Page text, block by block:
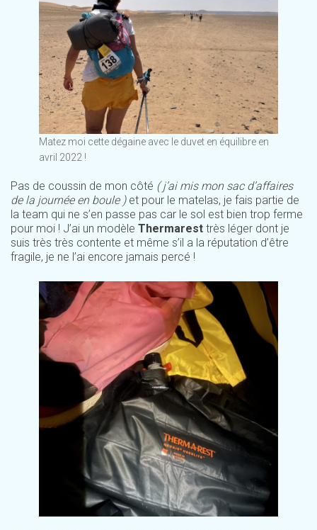
Matez moi cette dégaine avec le duvet en équilibre en
avril 2022 !
Pas de coussin de mon côté ( j’ai mis mon sac d’affaires
de la journée en boule )et pour le matelas, je fais partie de
la team qui ne s’en passe pas car le sol est bien trop ferme
pour moi ! J’ai un modèle Thermarest très léger dont je
suis très très contente et même s’il a la réputation d’être
fragile, je ne l’ai encore jamais percé !